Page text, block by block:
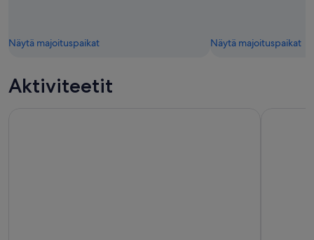
Näytä majoituspaikat Näytä majoituspaikat
Aktiviteetit